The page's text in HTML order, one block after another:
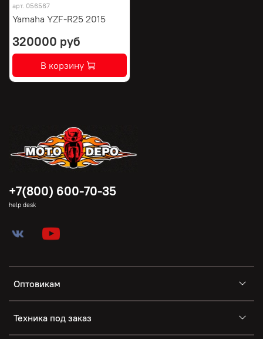
арт. 056567
Yamaha YZF-R25 2015
320000 руб
В корзину
Оптовикам
Техника под заказ
+7(800) 600-70-35
help desk